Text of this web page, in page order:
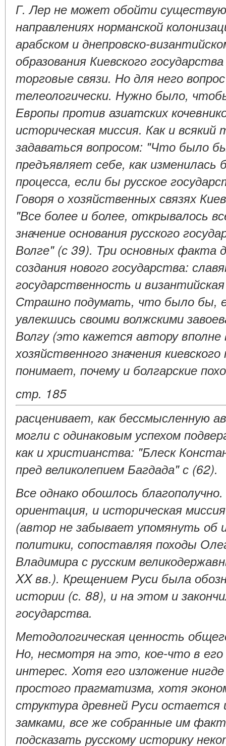
Г. Лер не может обойти
направлениях норманской
арабском и днепровско-
образования Киевского
торговые связи. Но для него
телеологически. Нужно было,
Европы против азиатских
историческая миссия. Как и
задаваться вопросом: "Что было
предъявляет себе, как изменилась
процесса, если бы русское
Говоря о хозяйственных связях
"Все более и более, открывалось
значение основания русского
Волге" (с 39). Три основных факта
создания нового государства:
государственность и
Страшно подумать, что было бы,
увлекшись своими волжскими
Волгу (это кажется автору
хозяйственного значения
понимает, почему и болгарские
стр. 185
расценивает, как бессмысленную
могли с одинаковым успехом
как и христианства: "Блеск
пред великолепием Багдада" с (62).
Все однако обошлось
ориентация, и историческая
(автор не забывает упомянуть об
политики, сопоставляя походы
Владимира с русским
XX вв.). Крещением Руси была
истории (с. 88), и на этом и
государства.
Методологическая ценность
Но, несмотря на это, кое-что в
интерес. Хотя его изложение
простого прагматизма, хотя
структура древней Руси
замками, все же собранные им
подсказать русскому историку